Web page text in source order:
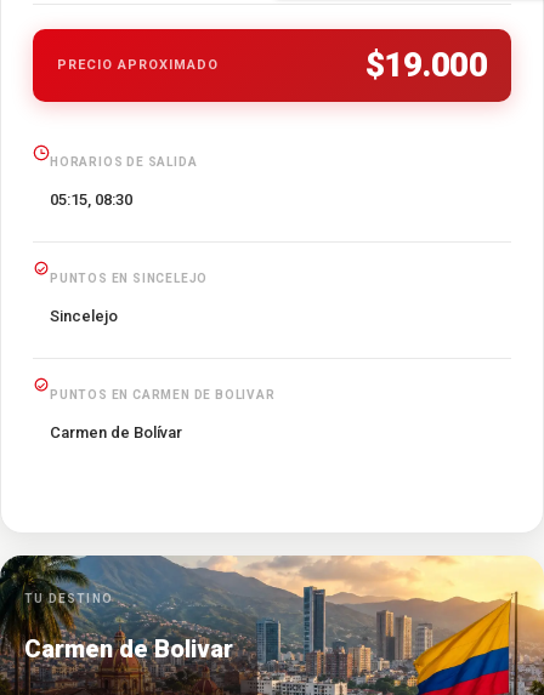
PRECIO APROXIMADO $19.000
HORARIOS DE SALIDA
05:15, 08:30
PUNTOS EN SINCELEJO
Sincelejo
PUNTOS EN CARMEN DE BOLIVAR
Carmen de Bolívar
TU DESTINO
Carmen de Bolivar